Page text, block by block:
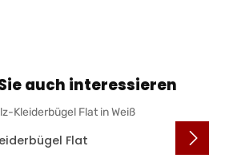
auch interessieren
Flat